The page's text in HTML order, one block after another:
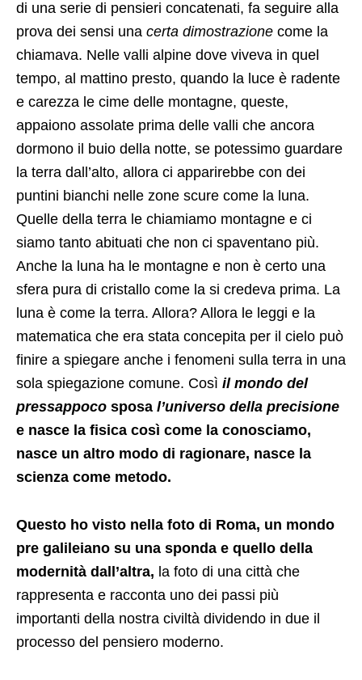
di una serie di pensieri concatenati, fa seguire alla
prova dei sensi una certa dimostrazione come la
chiamava. Nelle valli alpine dove viveva in quel
tempo, al mattino presto, quando la luce è radente
e carezza le cime delle montagne, queste,
appaiono assolate prima delle valli che ancora
dormono il buio della notte, se potessimo guardare
la terra dall’alto, allora ci apparirebbe con dei
puntini bianchi nelle zone scure come la luna.
Quelle della terra le chiamiamo montagne e ci
siamo tanto abituati che non ci spaventano più.
Anche la luna ha le montagne e non è certo una
sfera pura di cristallo come la si credeva prima. La
luna è come la terra. Allora? Allora le leggi e la
matematica che era stata concepita per il cielo può
finire a spiegare anche i fenomeni sulla terra in una
sola spiegazione comune. Così il mondo del
pressappoco sposa l’universo della precisione
e nasce la fisica così come la conosciamo,
nasce un altro modo di ragionare, nasce la
scienza come metodo.
Questo ho visto nella foto di Roma, un mondo
pre galileiano su una sponda e quello della
modernità dall’altra, la foto di una città che
rappresenta e racconta uno dei passi più
importanti della nostra civiltà dividendo in due il
processo del pensiero moderno.